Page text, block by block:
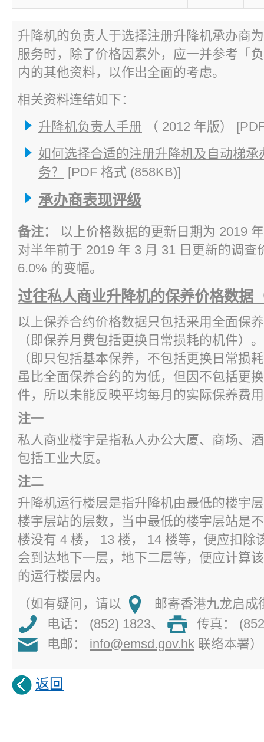
升降机的负责人于选择注册升降机承办商
服务时，除了价格因素外，应一并参考「
内的其他资料，以作出全面的考虑。
相关资料连结如下：
升降机负责人手册 （ 2012 年版）
如何选择合适的注册升降机及自动梯承
务？
[PDF 格式 (858KB)]
承办商表现评级
备注：
以上价格数据的更新日期为 2019
对半年前于 2019 年 3 月 31 日更新的调查
6.0% 的变幅。
过往私人商业升降机的保养价格数据
以上保养合约价格数据只包括采用全面保
（即保养月费包括更换日常损耗的机件）
（即只包括基本保养，不包括更换日常损
虽比全面保养合约的为低，但因不包括更
件，所以未能反映平均每月的实际保养费
注一
私人商业楼宇是指私人办公大厦、商场、
包括工业大厦。
注二
升降机运行楼层是指升降机由最低的楼宇
楼宇层站的层数，当中最低的楼宇层站是
楼没有 4 楼， 13 楼， 14 楼等，便应扣除
会到达地下一层，地下二层等，便应计算
的运行楼层内。
（如有疑问，请以
邮寄香港九龙启成
电话： (852) 1823、
传真：
电邮： info@emsd.gov.hk 联络本署）
返回